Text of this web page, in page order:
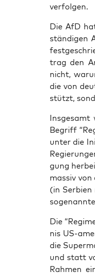
verfolgen.
Die AfD
stän­di­gen
trag den
nicht,
die von
stützt,
Begriff
un­ter die
gung
mas­siv
(in
Die
nis US-
die
und statt
Rah­men